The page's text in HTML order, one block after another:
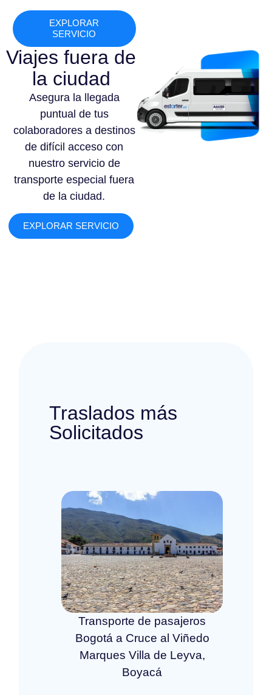
EXPLORAR
SERVICIO
Viajes fuera de
la ciudad
Asegura la llegada
puntual de tus
colaboradores a destinos
de difícil acceso con
nuestro servicio de
transporte especial fuera
de la ciudad.
EXPLORAR SERVICIO
Traslados más
Solicitados
Transporte de pasajeros
Bogotá a Cruce al Viñedo
Marques Villa de Leyva,
Boyacá